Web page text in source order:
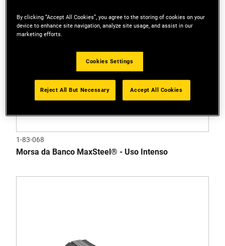
1-83-068
Morsa da Banco MaxSteel® - Uso Intenso
By clicking “Accept All Cookies”, you agree to the storing of cookies on your
device to enhance site navigation, analyze site usage, and assist in our
marketing efforts.
Cookies Settings
Reject All But Necessary Accept All Cookies